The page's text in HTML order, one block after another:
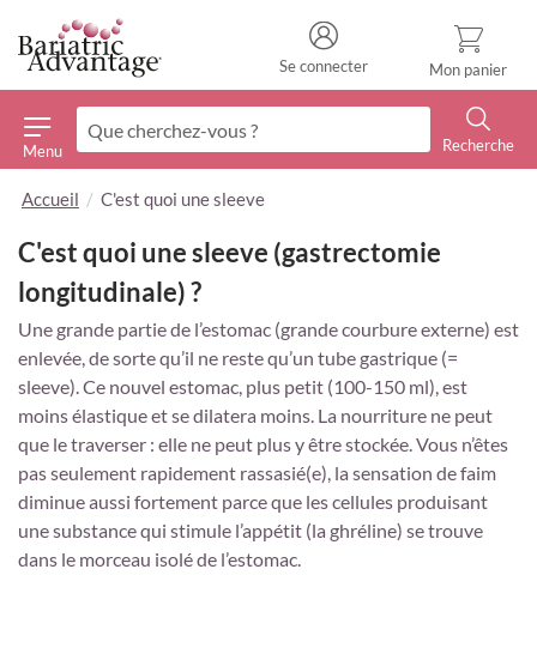
Menu
Recherche
Mon panier
Se connecter
Accueil C'est quoi une sleeve
C'est quoi une sleeve (gastrectomie
longitudinale) ?
Une grande partie de l’estomac (grande courbure externe) est
enlevée, de sorte qu’il ne reste qu’un tube gastrique (=
sleeve). Ce nouvel estomac, plus petit (100-150 ml), est
moins élastique et se dilatera moins. La nourriture ne peut
que le traverser : elle ne peut plus y être stockée. Vous n’êtes
pas seulement rapidement rassasié(e), la sensation de faim
diminue aussi fortement parce que les cellules produisant
une substance qui stimule l’appétit (la ghréline) se trouve
dans le morceau isolé de l’estomac.